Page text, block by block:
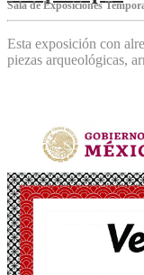
Sala de Exposiciones
Esta exposición con
piezas arqueológicas,